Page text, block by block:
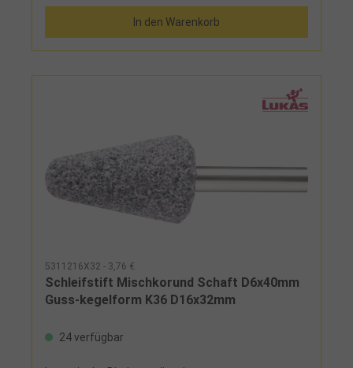
In den Warenkorb
5311216X32 - 3,76 €
Schleifstift Mischkorund Schaft D6x40mm
Guss-kegelform K36 D16x32mm
24 verfügbar